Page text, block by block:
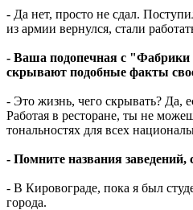
- Да нет, просто не сдал.
из армии вернулся, стали
- Ваша подопечная с "Фабрики
скрывают подобные факты
- Это жизнь, чего скрывать? Да,
Работая в ресторане, ты не
тональностях для всех
- Помните названия
- В Кировограде, пока я был
города.